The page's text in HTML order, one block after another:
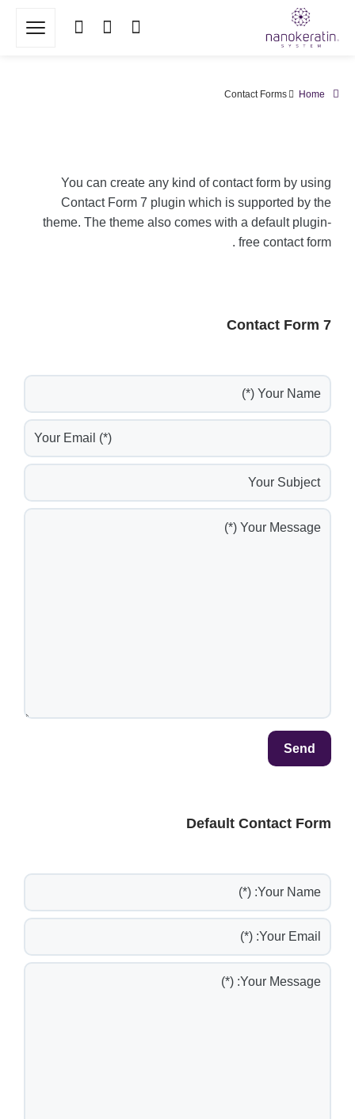
Home
Contact Forms
You can create any kind of contact form by using
Contact Form 7 plugin which is supported by the
theme. The theme also comes with a default plugin-
free contact form .
Contact Form 7
Default Contact Form